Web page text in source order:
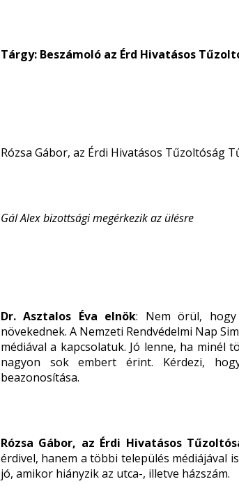
Tárgy: Beszámoló az Érd Hivatásos
Rózsa Gábor, az Érdi Hivatásos Tűzoltóság
Gál Alex bizottsági megérkezik az ülésre
Dr. Asztalos Éva elnök: Nem örül, hogy
növekednek. A Nemzeti Rendvédelmi Nap
médiával a kapcsolatuk. Jó lenne, ha minél
nagyon sok embert érint. Kérdezi,
beazonosítása.
Rózsa Gábor, az Érdi Hivatásos
érdivel, hanem a többi település médiájával
jó, amikor hiányzik az utca-, illetve házszám.